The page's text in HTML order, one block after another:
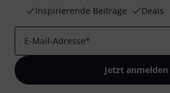
Inspirierende Beiträge
Deals
E-Mail-Adresse*
Jetzt anmelden